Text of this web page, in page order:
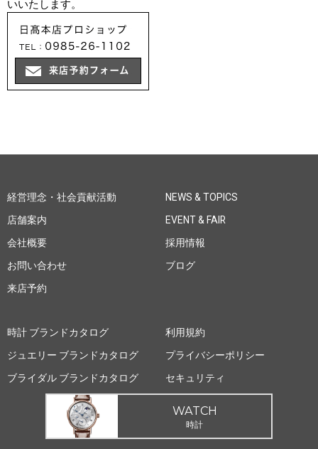
いいたします。
経営理念・社会貢献活動
店舗案内
会社概要
お問い合わせ
来店予約
NEWS & TOPICS
EVENT & FAIR
採用情報
ブログ
時計 ブランドカタログ
ジュエリー ブランドカタログ
ブライダル ブランドカタログ
利用規約
プライバシーポリシー
セキュリティ
WATCH
時計